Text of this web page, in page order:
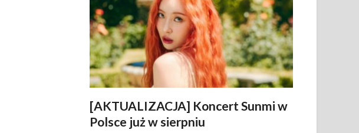
[AKTUALIZACJA] Koncert Sunmi w
Polsce już w sierpniu